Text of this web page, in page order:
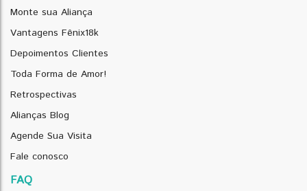
Monte sua Aliança
Vantagens Fênix18k
Depoimentos Clientes
Toda Forma de Amor!
Retrospectivas
Alianças Blog
Agende Sua Visita
Fale conosco
FAQ